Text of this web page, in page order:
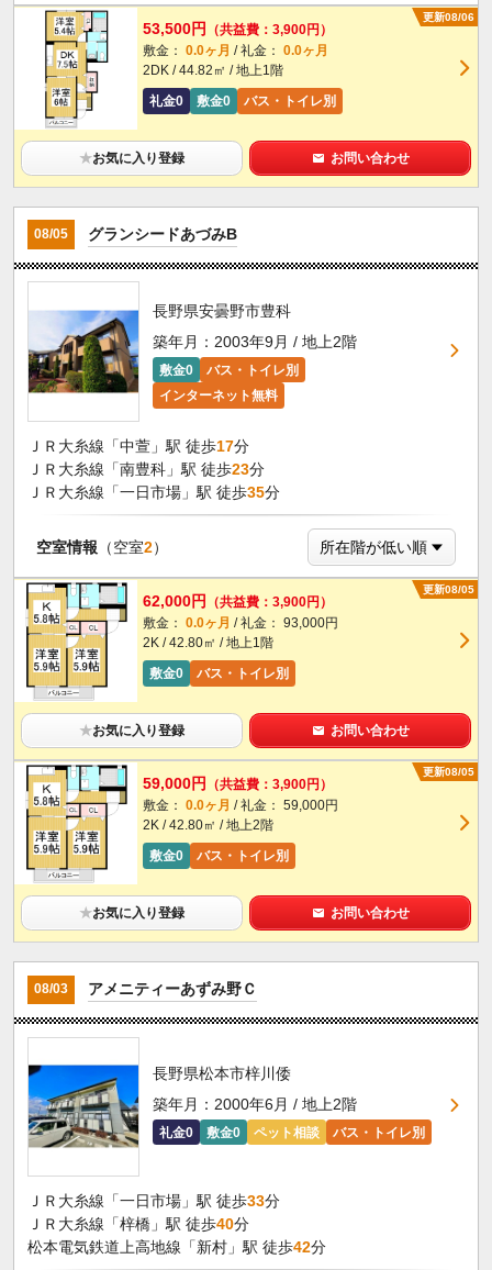
更新08/06
53,500円
（共益費：3,900円）
敷金： 0.0ヶ月 / 礼金： 0.0ヶ月
2DK / 44.82㎡ / 地上1階
礼金0
敷金0 バス・トイレ別
★お気に入り登録 お問い合わせ
08/05 グランシードあづみB
長野県安曇野市豊科
築年月：2003年9月 / 地上2階
敷金0
バス・トイレ別
インターネット無料
ＪＲ大糸線「中萱」駅 徒歩17分
ＪＲ大糸線「南豊科」駅 徒歩23分
ＪＲ大糸線「一日市場」駅 徒歩35分
空室情報 （空室2）
更新08/05
62,000円
（共益費：3,900円）
敷金： 0.0ヶ月 / 礼金： 93,000円
2K / 42.80㎡ / 地上1階
敷金0
バス・トイレ別
★お気に入り登録 お問い合わせ
更新08/05
59,000円
（共益費：3,900円）
敷金： 0.0ヶ月 / 礼金： 59,000円
2K / 42.80㎡ / 地上2階
敷金0
バス・トイレ別
★お気に入り登録 お問い合わせ
08/03 アメニティーあずみ野Ｃ
長野県松本市梓川倭
築年月：2000年6月 / 地上2階
礼金0 敷金0 ペット相談 バス・トイレ別
ＪＲ大糸線「一日市場」駅 徒歩33分
ＪＲ大糸線「梓橋」駅 徒歩40分
松本電気鉄道上高地線「新村」駅 徒歩42分